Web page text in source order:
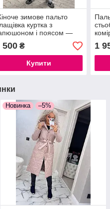
зимове пальто
куртка з
і поясом —
стьобане пальто на
розміри S, M, L,XL
500₴
Купити
1
Новинка –5%